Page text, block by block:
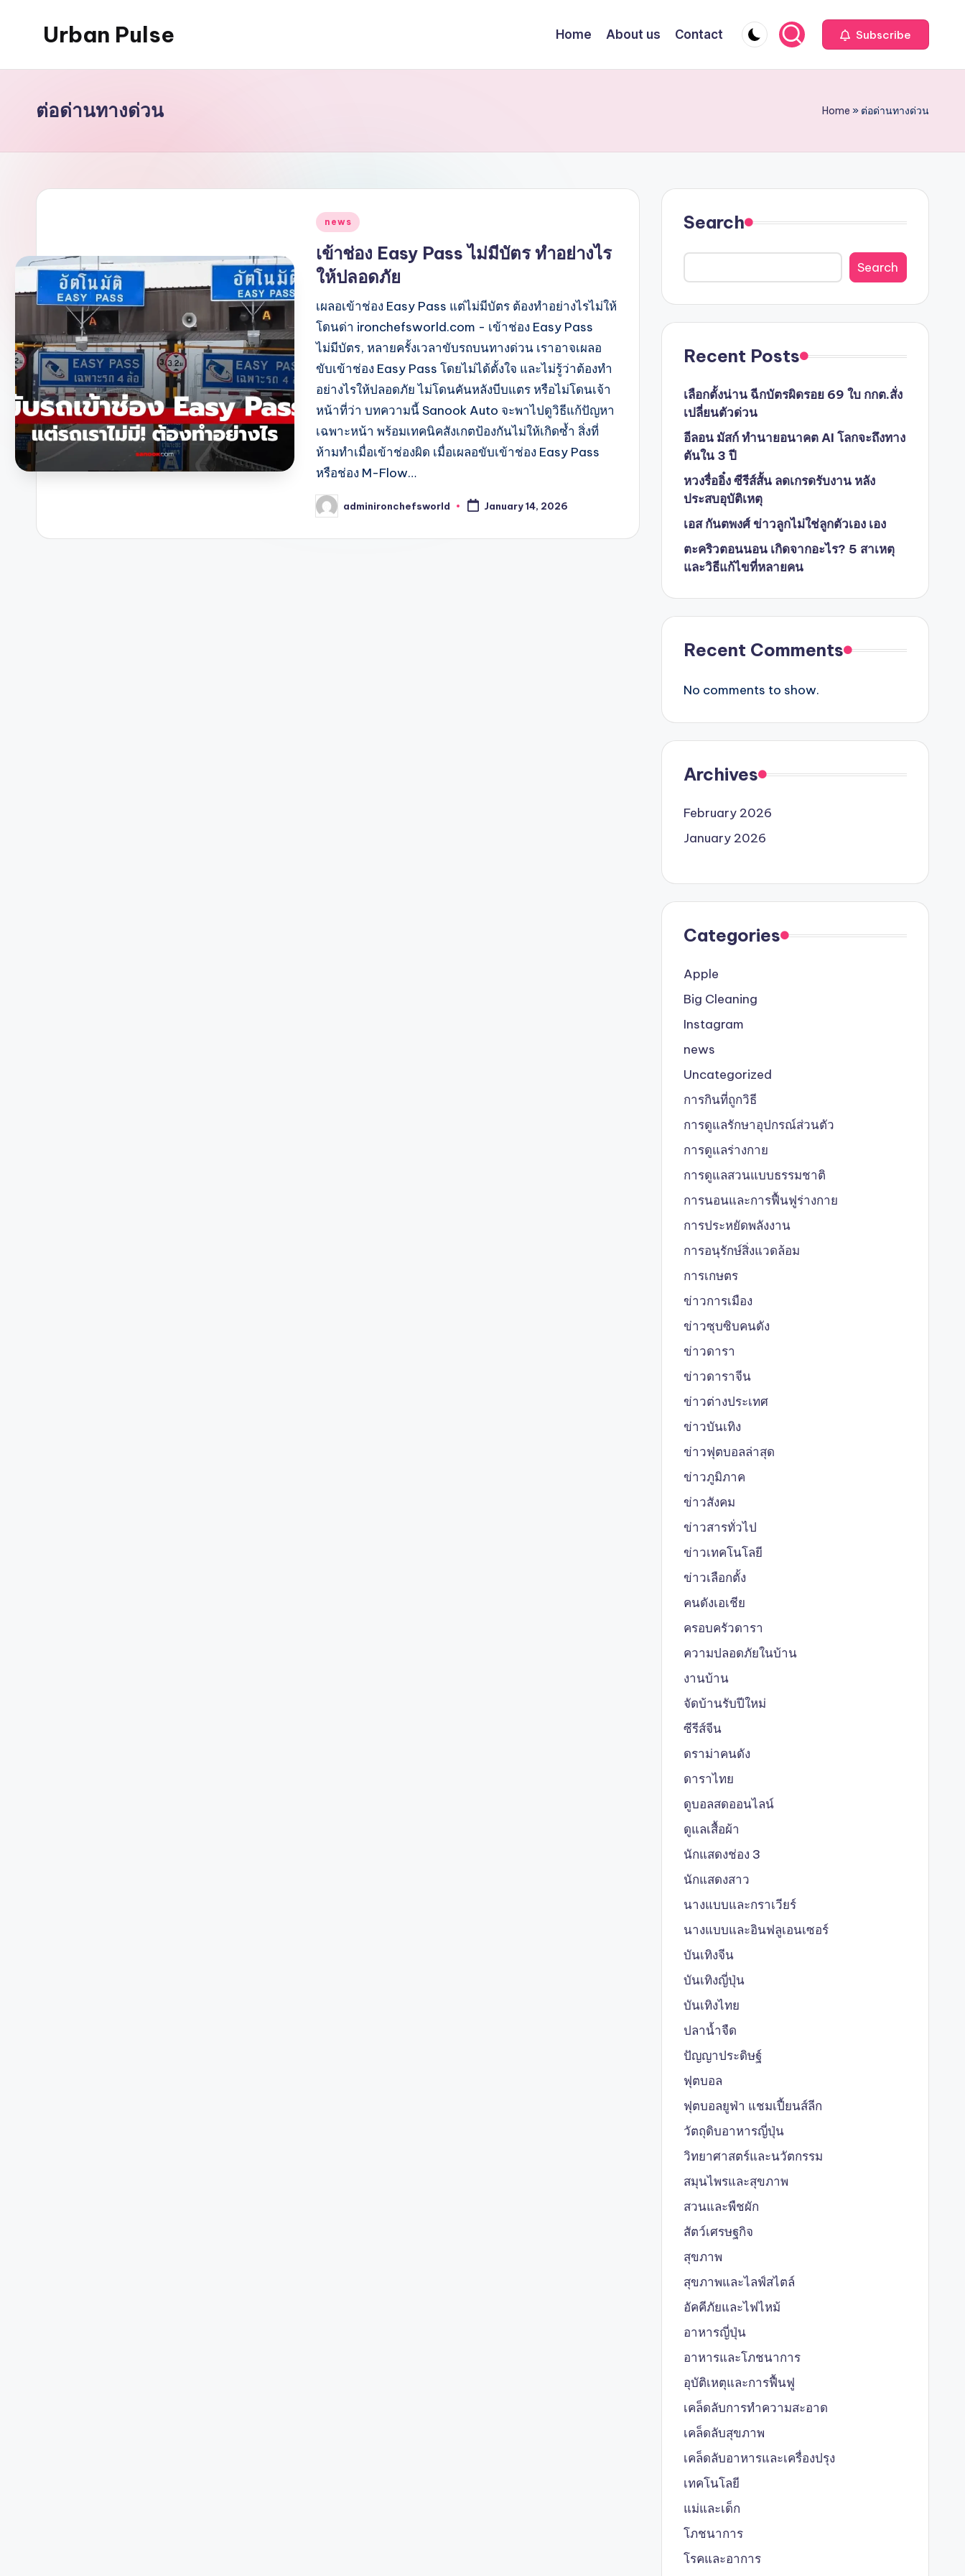
Urban Pulse Home About us Contact Subscribe
ต่อด่านทางด่วน Home » ต่อด่านทางด่วน
Posted
news
เข้าช่อง Easy Pass ไม่มีบัตร ทำอย่างไร
ให้ปลอดภัย
เผลอเข้าช่อง Easy Pass แต่ไม่มีบัตร ต้องทำอย่างไรไม่ให้
โดนด่า ironchefsworld.com - เข้าช่อง Easy Pass
ไม่มีบัตร, หลายครั้งเวลาขับรถบนทางด่วน เราอาจเผลอ
ขับเข้าช่อง Easy Pass โดยไม่ได้ตั้งใจ และไม่รู้ว่าต้องทำ
อย่างไรให้ปลอดภัย ไม่โดนคันหลังบีบแตร หรือไม่โดนเจ้า
หน้าที่ว่า บทความนี้ Sanook Auto จะพาไปดูวิธีแก้ปัญหา
เฉพาะหน้า พร้อมเทคนิคสังเกตป้องกันไม่ให้เกิดซ้ำ สิ่งที่
ห้ามทำเมื่อเข้าช่องผิด เมื่อเผลอขับเข้าช่อง Easy Pass
หรือช่อง M-Flow…
Posted
by
adminironchefsworld January 14, 2026
Search
Search
Recent Posts
เลือกตั้งน่าน ฉีกบัตรผิดรอย 69 ใบ กกต.สั่ง
เปลี่ยนตัวด่วน
อีลอน มัสก์ ทำนายอนาคต AI โลกจะถึงทาง
ตันใน 3 ปี
หวงรื่ออิ๋ง ซีรีส์สั้น ลดเกรดรับงาน หลัง
ประสบอุบัติเหตุ
เอส กันตพงศ์ ข่าวลูกไม่ใช่ลูกตัวเอง เอง
ตะคริวตอนนอน เกิดจากอะไร? 5 สาเหตุ
และวิธีแก้ไขที่หลายคน
Recent Comments
No comments to show.
Archives
February 2026
January 2026
Categories
Apple
Big Cleaning
Instagram
news
Uncategorized
การกินที่ถูกวิธี
การดูแลรักษาอุปกรณ์ส่วนตัว
การดูแลร่างกาย
การดูแลสวนแบบธรรมชาติ
การนอนและการฟื้นฟูร่างกาย
การประหยัดพลังงาน
การอนุรักษ์สิ่งแวดล้อม
การเกษตร
ข่าวการเมือง
ข่าวซุบซิบคนดัง
ข่าวดารา
ข่าวดาราจีน
ข่าวต่างประเทศ
ข่าวบันเทิง
ข่าวฟุตบอลล่าสุด
ข่าวภูมิภาค
ข่าวสังคม
ข่าวสารทั่วไป
ข่าวเทคโนโลยี
ข่าวเลือกตั้ง
คนดังเอเชีย
ครอบครัวดารา
ความปลอดภัยในบ้าน
งานบ้าน
จัดบ้านรับปีใหม่
ซีรีส์จีน
ดราม่าคนดัง
ดาราไทย
ดูบอลสดออนไลน์
ดูแลเสื้อผ้า
นักแสดงช่อง 3
นักแสดงสาว
นางแบบและกราเวียร์
นางแบบและอินฟลูเอนเซอร์
บันเทิงจีน
บันเทิงญี่ปุ่น
บันเทิงไทย
ปลาน้ำจืด
ปัญญาประดิษฐ์
ฟุตบอล
ฟุตบอลยูฟ่า แชมเปี้ยนส์ลีก
วัตถุดิบอาหารญี่ปุ่น
วิทยาศาสตร์และนวัตกรรม
สมุนไพรและสุขภาพ
สวนและพืชผัก
สัตว์เศรษฐกิจ
สุขภาพ
สุขภาพและไลฟ์สไตล์
อัคคีภัยและไฟไหม้
อาหารญี่ปุ่น
อาหารและโภชนาการ
อุบัติเหตุและการฟื้นฟู
เคล็ดลับการทำความสะอาด
เคล็ดลับสุขภาพ
เคล็ดลับอาหารและเครื่องปรุง
เทคโนโลยี
แม่และเด็ก
โภชนาการ
โรคและอาการ